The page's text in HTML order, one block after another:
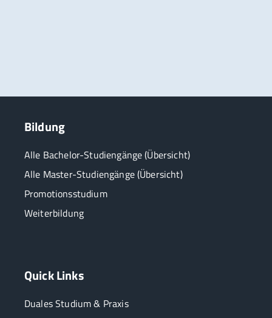
Bildung
Alle Bachelor-Studiengänge (Übersicht)
Alle Master-Studiengänge (Übersicht)
Promotionsstudium
Weiterbildung
Quick Links
Duales Studium & Praxis